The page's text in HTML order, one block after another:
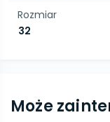
Rozmiar
32
Może